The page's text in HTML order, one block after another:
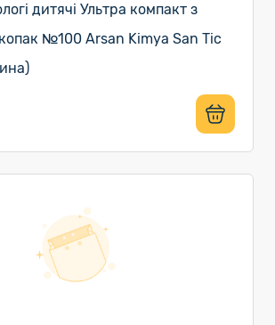
дитячі Ультра компакт з
№100 Arsan Kimya San Tic